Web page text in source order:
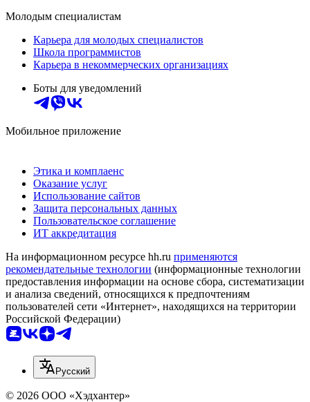
Молодым специалистам
Карьера для молодых специалистов
Школа программистов
Карьера в некоммерческих организациях
Боты для уведомлений
Мобильное приложение
Этика и комплаенс
Оказание услуг
Использование сайтов
Защита персональных данных
Пользовательское соглашение
ИТ аккредитация
На информационном ресурсе hh.ru применяются
рекомендательные технологии (информационные технологии
предоставления информации на основе сбора, систематизации
и анализа сведений, относящихся к предпочтениям
пользователей сети «Интернет», находящихся на территории
Российской Федерации)
Русский
© 2026 ООО «Хэдхантер»